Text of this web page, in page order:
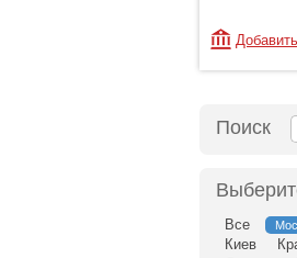
Поиск
Все
Киев